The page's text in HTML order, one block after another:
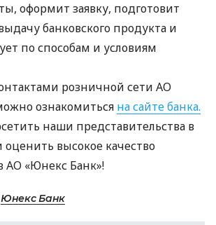
оформит заявку, подготовит
банковского продукта и
по способам и условиям
розничной сети АО
ознакомиться на сайте банка.
наши представительства в
высокое качество
АО «Юнекс Банк»!
Юнекс Банк